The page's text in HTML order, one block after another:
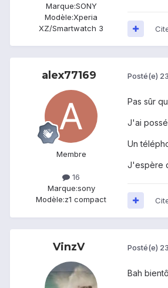
Marque:SONY
Modèle:Xperia
XZ/Smartwatch 3
alex77169
Membre
16
Marque:sony
Modèle:z1 compact
Posté(e)
Pas sûr
J'ai
Un
J'espère
VinzV Posté(e)
Bah